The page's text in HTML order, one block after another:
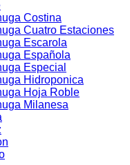
Costina
Cuatro Estaciones
Escarola
Española
Especial
Hidroponica
Hoja Roble
Milanesa